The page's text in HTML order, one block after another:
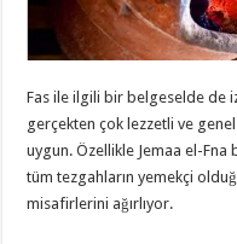
Fas ile ilgili bir belgeselde de
gerçekten çok lezzetli ve
uygun. Özellikle Jemaa el-
tüm tezgahların yemekçi
misafirlerini ağırlıyor.